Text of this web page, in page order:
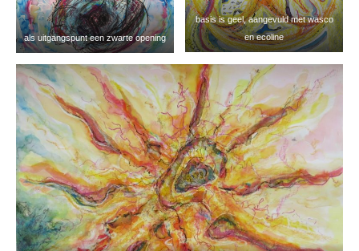
als uitgangspunt een zwarte opening
basis is geel, aangevuld met wasco
en ecoline